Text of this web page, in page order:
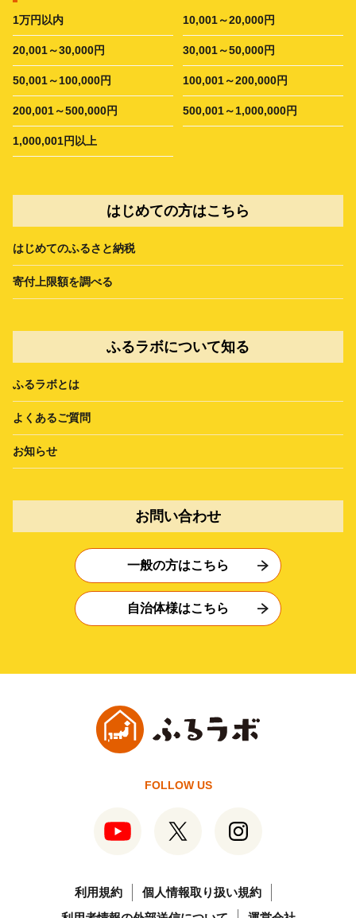
1万円以内 10,001～20,000円
20,001～30,000円 30,001～50,000円
50,001～100,000円 100,001～200,000円
200,001～500,000円 500,001～1,000,000円
1,000,001円以上
はじめての方はこちら
はじめてのふるさと納税
寄付上限額を調べる
ふるラボについて知る
ふるラボとは
よくあるご質問
お知らせ
お問い合わせ
一般の方はこちら
自治体様はこちら
FOLLOW US
利用規約
個人情報取り扱い規約